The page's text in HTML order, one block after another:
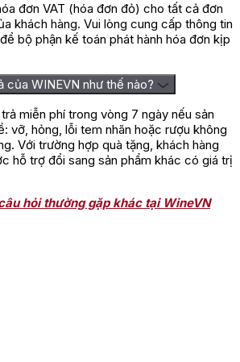
đơn VAT (hóa đơn đỏ) cho tất cả đơn
khách hàng. Vui lòng cung cấp thông tin
bộ phận kế toán phát hành hóa đơn kịp
của WINEVN như thế nào?
miễn phí trong vòng 7 ngày nếu sản
vỡ, hỏng, lỗi tem nhãn hoặc rượu không
Với trường hợp quà tặng, khách hàng
hỗ trợ đổi sang sản phẩm khác có giá trị
hỏi thường gặp khác tại WineVN